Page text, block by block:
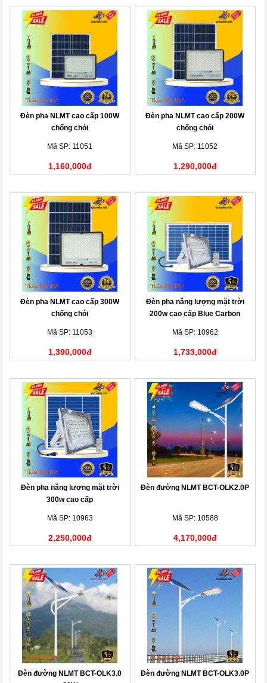
Đèn pha NLMT cao cấp 100W
chống chói
Mã SP: 11051
1,160,000đ
Đèn pha NLMT cao cấp 200W
chống chói
Mã SP: 11052
1,290,000đ
Đèn pha NLMT cao cấp 300W
chống chói
Mã SP: 11053
1,390,000đ
Đèn pha năng lượng mặt trời
200w cao cấp Blue Carbon
Mã SP: 10962
1,733,000đ
Đèn pha năng lượng mặt trời
300w cao cấp
Mã SP: 10963
2,250,000đ
Đèn đường NLMT BCT-OLK2.0P
Mã SP: 10588
4,170,000đ
Đèn đường NLMT BCT-OLK3.0
Đèn đường NLMT BCT-OLK3.0P